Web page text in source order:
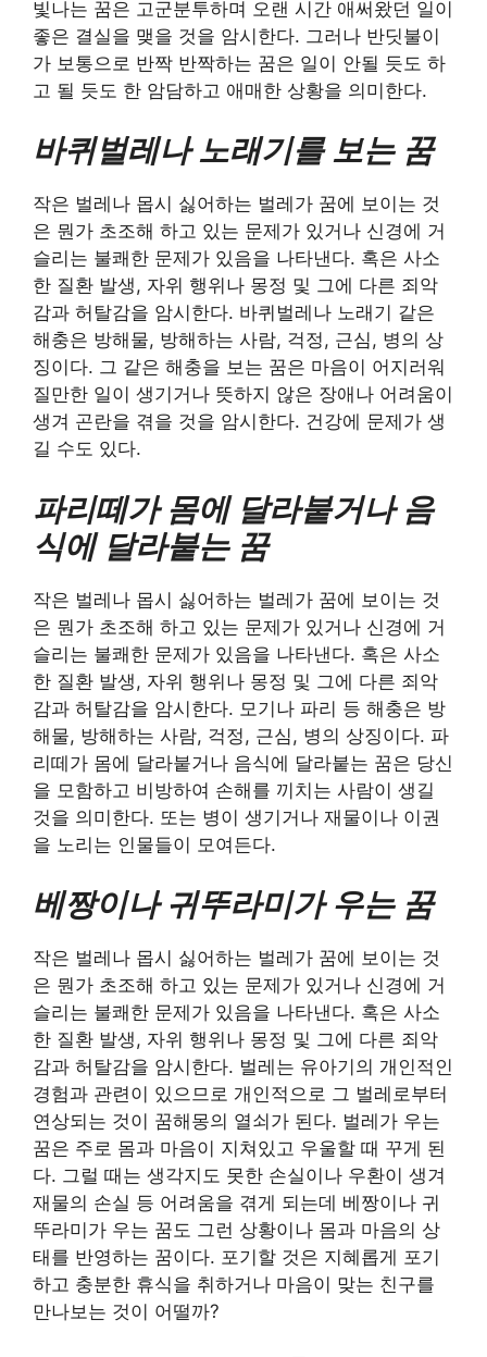
빛나는 꿈은 고군분투하며 오랜 시간 애써왔던 일이
좋은 결실을 맺을 것을 암시한다. 그러나 반딧불이
가 보통으로 반짝 반짝하는 꿈은 일이 안될 듯도 하
고 될 듯도 한 암담하고 애매한 상황을 의미한다.
바퀴벌레나 노래기를 보는 꿈
작은 벌레나 몹시 싫어하는 벌레가 꿈에 보이는 것
은 뭔가 초조해 하고 있는 문제가 있거나 신경에 거
슬리는 불쾌한 문제가 있음을 나타낸다. 혹은 사소
한 질환 발생, 자위 행위나 몽정 및 그에 다른 죄악
감과 허탈감을 암시한다. 바퀴벌레나 노래기 같은
해충은 방해물, 방해하는 사람, 걱정, 근심, 병의 상
징이다. 그 같은 해충을 보는 꿈은 마음이 어지러워
질만한 일이 생기거나 뜻하지 않은 장애나 어려움이
생겨 곤란을 겪을 것을 암시한다. 건강에 문제가 생
길 수도 있다.
파리떼가 몸에 달라붙거나 음
식에 달라붙는 꿈
작은 벌레나 몹시 싫어하는 벌레가 꿈에 보이는 것
은 뭔가 초조해 하고 있는 문제가 있거나 신경에 거
슬리는 불쾌한 문제가 있음을 나타낸다. 혹은 사소
한 질환 발생, 자위 행위나 몽정 및 그에 다른 죄악
감과 허탈감을 암시한다. 모기나 파리 등 해충은 방
해물, 방해하는 사람, 걱정, 근심, 병의 상징이다. 파
리떼가 몸에 달라붙거나 음식에 달라붙는 꿈은 당신
을 모함하고 비방하여 손해를 끼치는 사람이 생길
것을 의미한다. 또는 병이 생기거나 재물이나 이권
을 노리는 인물들이 모여든다.
베짱이나 귀뚜라미가 우는 꿈
작은 벌레나 몹시 싫어하는 벌레가 꿈에 보이는 것
은 뭔가 초조해 하고 있는 문제가 있거나 신경에 거
슬리는 불쾌한 문제가 있음을 나타낸다. 혹은 사소
한 질환 발생, 자위 행위나 몽정 및 그에 다른 죄악
감과 허탈감을 암시한다. 벌레는 유아기의 개인적인
경험과 관련이 있으므로 개인적으로 그 벌레로부터
연상되는 것이 꿈해몽의 열쇠가 된다. 벌레가 우는
꿈은 주로 몸과 마음이 지쳐있고 우울할 때 꾸게 된
다. 그럴 때는 생각지도 못한 손실이나 우환이 생겨
재물의 손실 등 어려움을 겪게 되는데 베짱이나 귀
뚜라미가 우는 꿈도 그런 상황이나 몸과 마음의 상
태를 반영하는 꿈이다. 포기할 것은 지혜롭게 포기
하고 충분한 휴식을 취하거나 마음이 맞는 친구를
만나보는 것이 어떨까?